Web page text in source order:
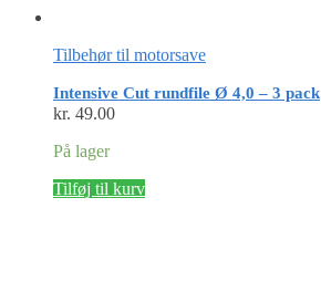
Tilbehør til motorsave
Intensive Cut rundfile Ø 4,0 – 3 pack
kr. 49.00
På lager
Tilføj til kurv